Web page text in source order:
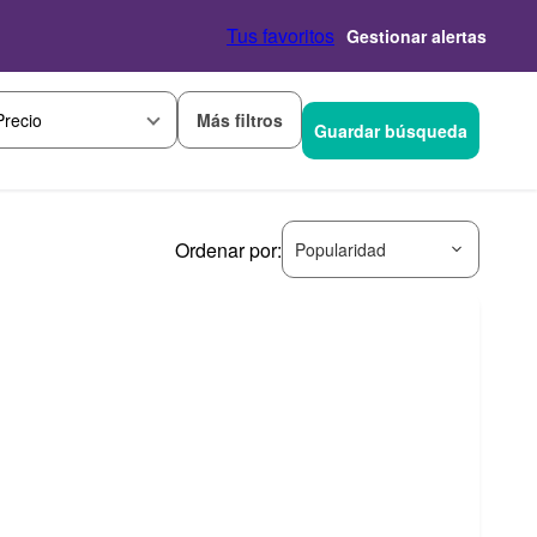
Tus favoritos Gestionar alertas
Más filtros Guardar búsqueda
Ordenar por: Popularidad